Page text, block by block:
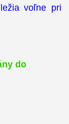
voľne pri
do